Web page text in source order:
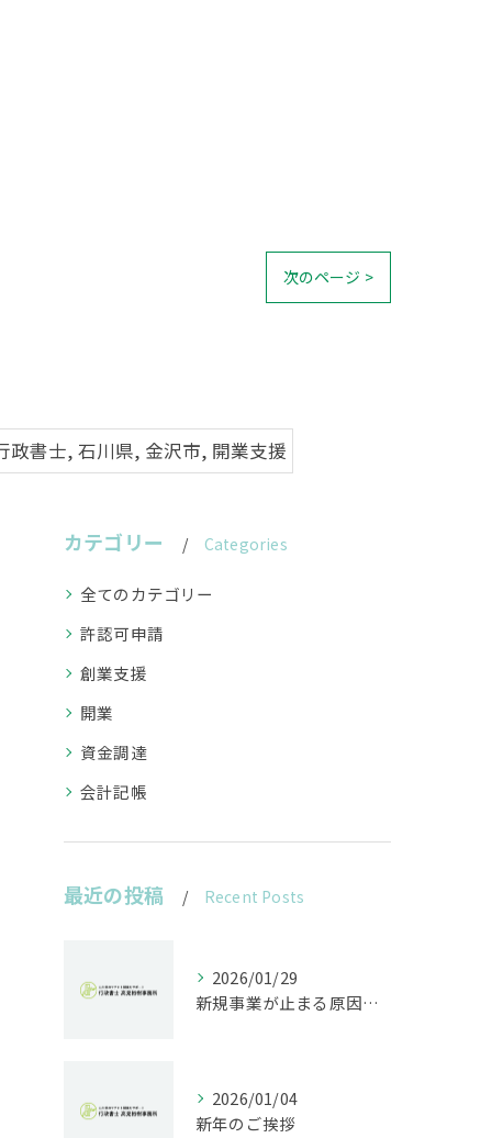
次のページ >
書士, 石川県, 金沢市, 開業支援
カテゴリー Categories
全てのカテゴリー
許認可申請
創業支援
開業
資金調達
会計記帳
最近の投稿 Recent Posts
2026/01/29
新規事業が止まる原因は法規制｜開発前に行うべきリスク診断とは
2026/01/04
新年のご挨拶